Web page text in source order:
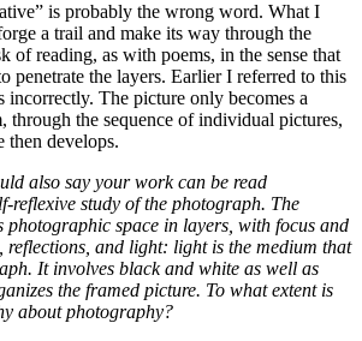
is probably the wrong word. What I
a trail and make its way through the
of reading, as with poems, in the sense that
penetrate the layers. Earlier I referred to this
incorrectly. The picture only becomes a
through the sequence of individual pictures,
then develops.
also say your work can be read
reflexive study of the photograph. The
photographic space in layers, with focus and
reflections, and light: light is the medium that
It involves black and white as well as
the framed picture. To what extent is
about photography?